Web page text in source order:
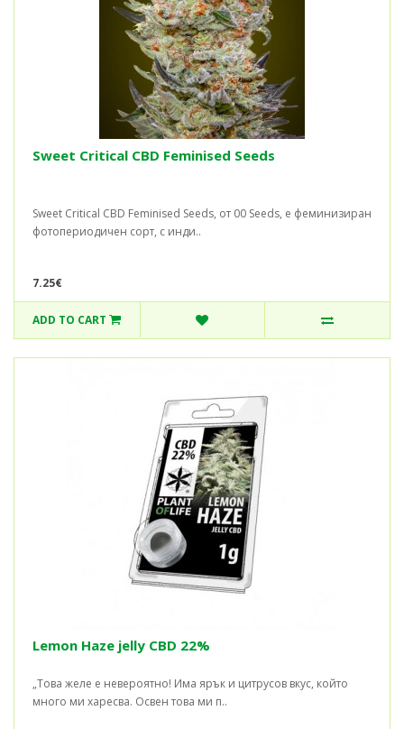
Sweet Critical CBD Feminised Seeds
Sweet Critical CBD Feminised Seeds, от 00 Seeds, е феминизиран
фотопериодичен сорт, с инди..
7.25€
ADD TO CART
Lemon Haze jelly CBD 22%
„Това желе е невероятно! Има ярък и цитрусов вкус, който
много ми харесва. Освен това ми п..